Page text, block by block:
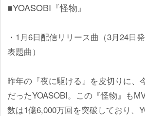
■YOASOBI『怪物』
・1月6日配信リリース曲（3月24
表題曲）
昨年の『夜に駆ける』を皮切りに、
だったYOASOBI。この『怪物』も
数は1億6,000万回を突破しており、